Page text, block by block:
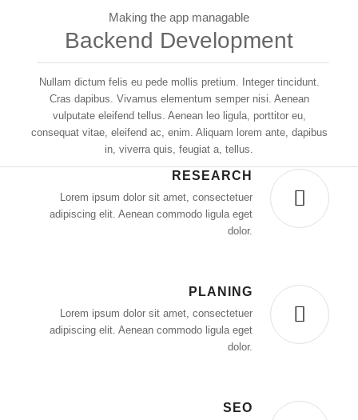
Making the app managable
Backend Development
Nullam dictum felis eu pede mollis pretium. Integer tincidunt.
Cras dapibus. Vivamus elementum semper nisi. Aenean
vulputate eleifend tellus. Aenean leo ligula, porttitor eu,
consequat vitae, eleifend ac, enim. Aliquam lorem ante, dapibus
in, viverra quis, feugiat a, tellus.
RESEARCH
Lorem ipsum dolor sit amet, consectetuer
adipiscing elit. Aenean commodo ligula eget
dolor.
PLANING
Lorem ipsum dolor sit amet, consectetuer
adipiscing elit. Aenean commodo ligula eget
dolor.
SEO